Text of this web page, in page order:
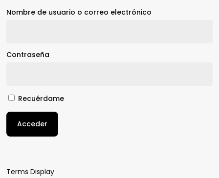
Nombre de usuario o correo electrónico
Contraseña
Recuérdame
Acceder
Terms Display